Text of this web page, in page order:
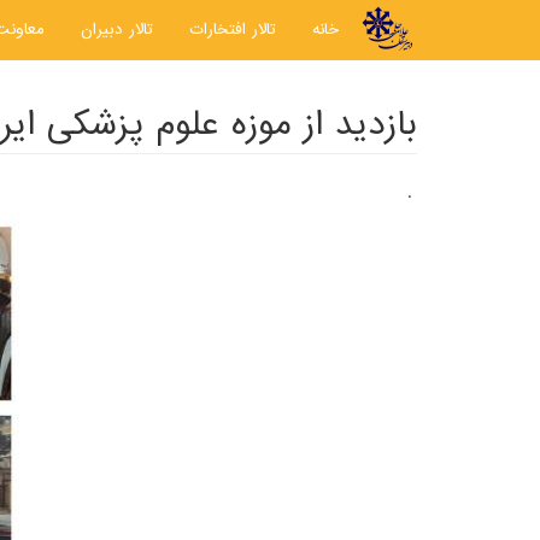
خانه
تالار افتخارات تالار دبیران
بازدید از موزه علوم پزشکی
.